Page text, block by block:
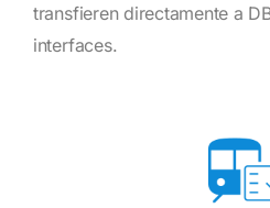
transfieren directamente a
interfaces.